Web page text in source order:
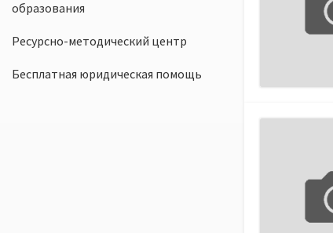
образования
Ресурсно-методический центр
Бесплатная юридическая помощь